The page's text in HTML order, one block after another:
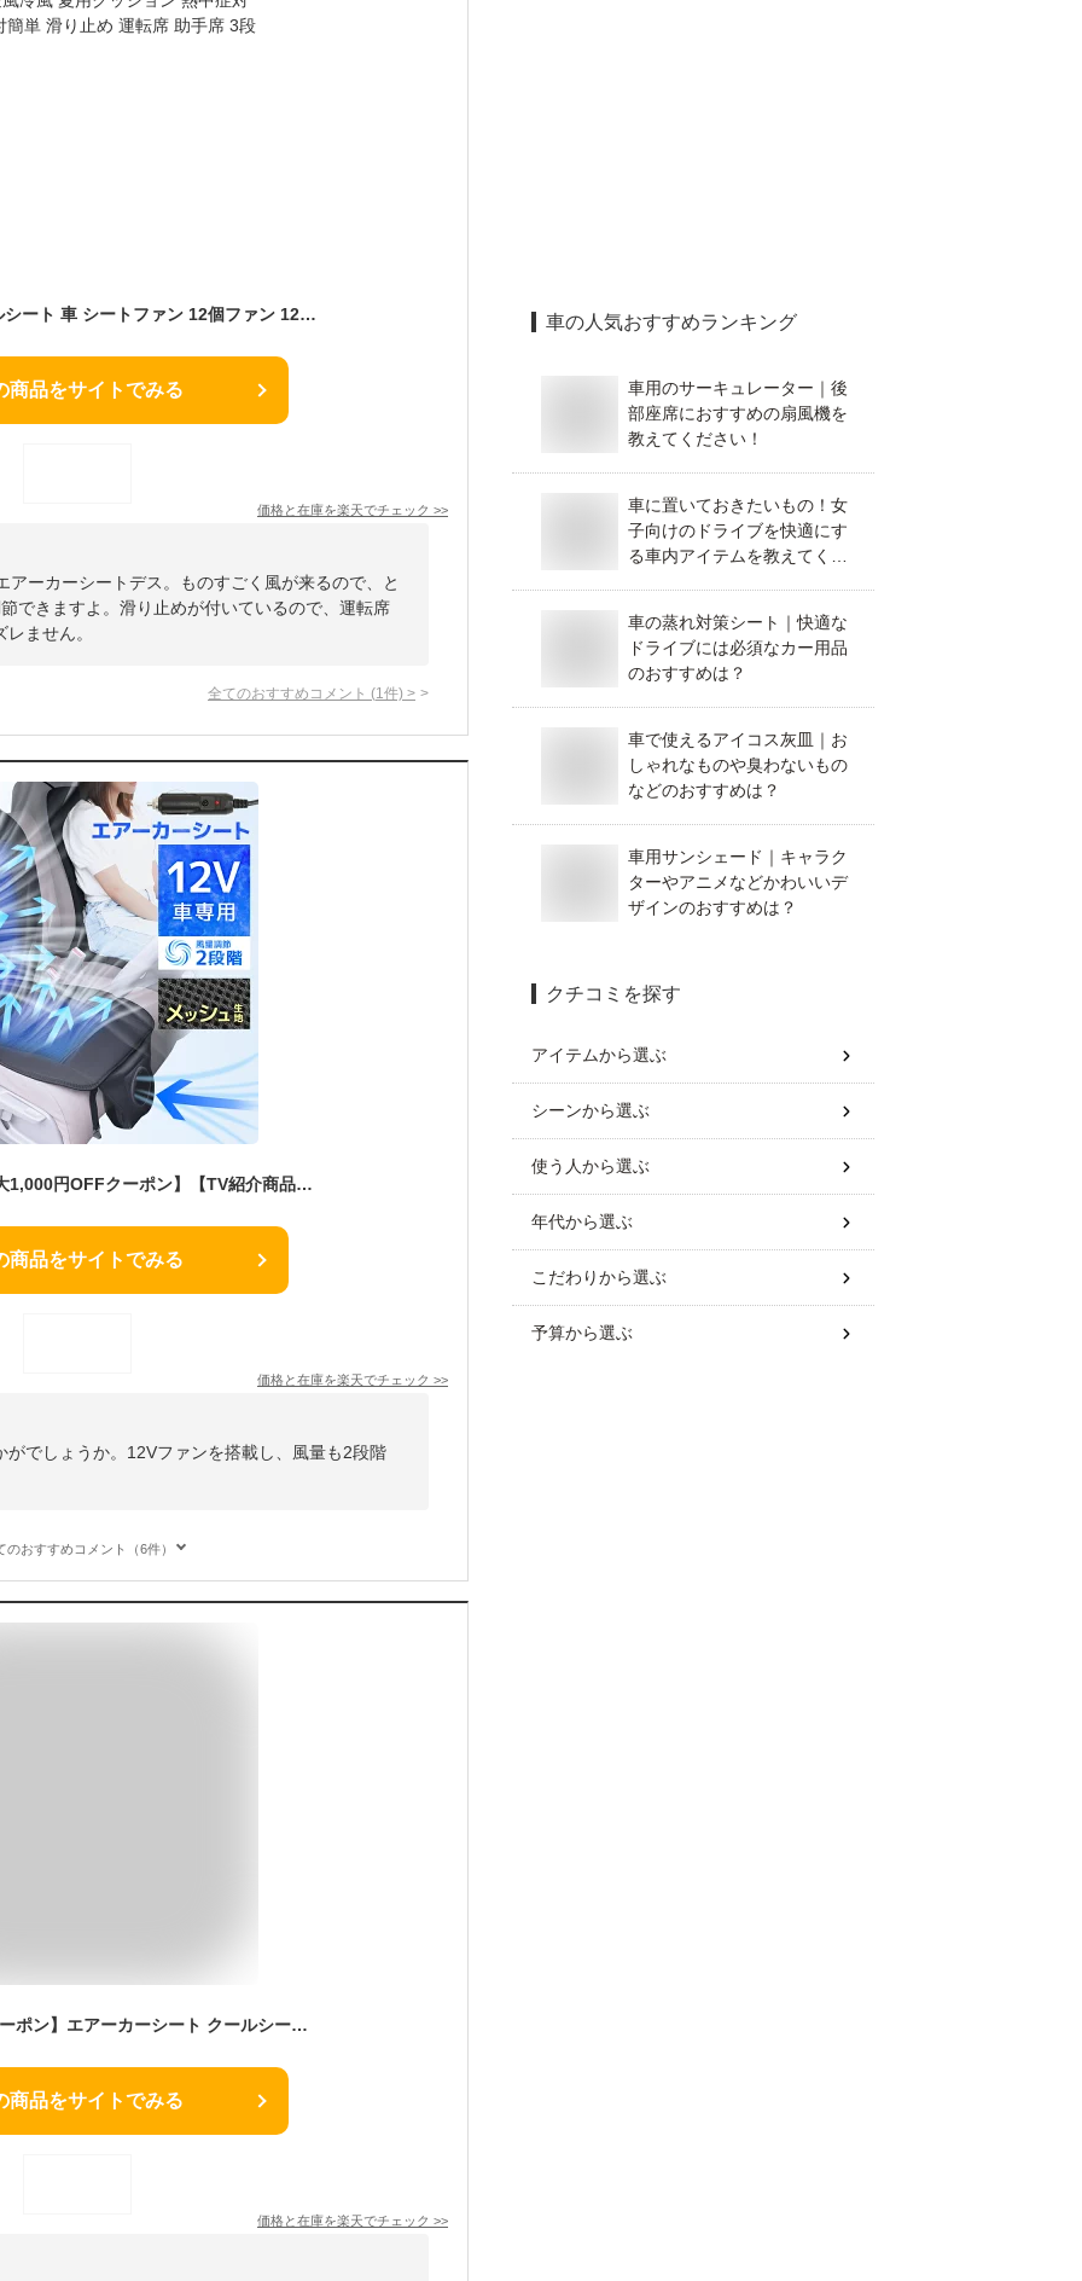
【時限特恵！】クールシート 車 シートファン 12個ファン 12V/24V カーシート クーラー 強力送風ファン テレワーク エアーファン 車用 シートカバー 送風冷風 夏用クッション 熱中症対策 通気性 取付簡単 滑り止め 運転席 助手席 3段階調節可能
商品をサイトでみる
価格と在庫を楽天でチェック >>
アーカーシートデス。ものすごく風が来るので、と
できますよ。滑り止めが付いているので、運転席
ません。
全てのおすすめコメント (1 件) >
＼2026再入荷／【最大1,000円OFFクーポン】【TV紹介商品】シートクーラー カーシート クールシート エアーシート クールカーシート ドライブシート 12V 送風 冷却 カーシーター 車 座席 自動車 涼しい エアーシート 背中 蒸れ 蒸れ防止 涼しい 冷たい クール シートファン
商品をサイトでみる
価格と在庫を楽天でチェック >>
でしょうか。12Vファンを搭載し、風量も2段階
のおすすめコメント（6件）
【最大2,000円OFFクーポン】エアーカーシート クールシート 車 クールカーシート ドライブシート クールエアーカーシート 12V 送風ファン カーファンシート エアーファンシート 涼しい 涼感 エアーシート 送風ファン カーシート 夏 クール 冷感 カー用品 暑さ対策 p5
商品をサイトでみる
価格と在庫を楽天でチェック >>
車の人気おすすめランキング
車用のサーキュレーター｜後
部座席におすすめの扇風機を
教えてください！
車に置いておきたいもの！女
子向けのドライブを快適にす
る車内アイテムを教えてくだ
車の蒸れ対策シート｜快適な
ドライブには必須なカー用品
のおすすめは？
車で使えるアイコス灰皿｜お
しゃれなものや臭わないもの
などのおすすめは？
車用サンシェード｜キャラク
ターやアニメなどかわいいデ
ザインのおすすめは？
クチコミを探す
アイテムから選ぶ
シーンから選ぶ
使う人から選ぶ
年代から選ぶ
こだわりから選ぶ
予算から選ぶ